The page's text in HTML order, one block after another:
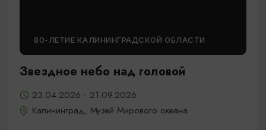
80-ЛЕТИЕ КАЛИНИНГРАДСКОЙ ОБЛАСТИ
Звездное небо над головой
23.04.2026 - 21.09.2026
Калининград, Музей Мирового океана